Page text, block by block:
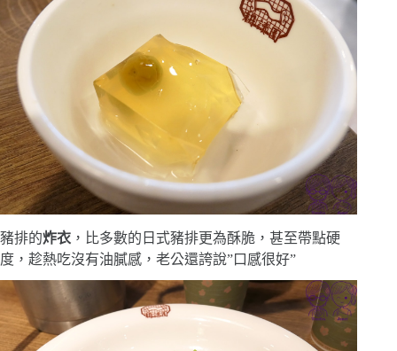
豬排的炸衣 ，比多數的日式豬排更為酥脆，甚至帶點硬
度，趁熱吃沒有油膩感，老公還誇說”口感很好”